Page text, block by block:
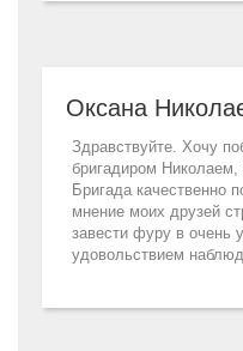
Оксана
Здравствуйте. Хочу
бригадиром
Бригада качественно
мнение моих друзей
завести фуру в очень
удовольствием